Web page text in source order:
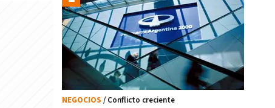
NEGOCIOS / Conflicto creciente